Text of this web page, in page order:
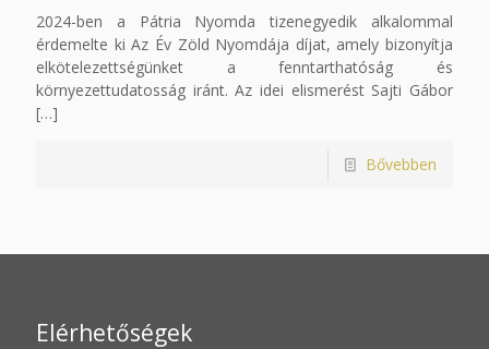
2024-ben a Pátria Nyomda tizenegyedik alkalommal
érdemelte ki Az Év Zöld Nyomdája díjat, amely bizonyítja
elkötelezettségünket a fenntarthatóság és
környezettudatosság iránt. Az idei elismerést Sajti Gábor
[…]
Bővebben
Elérhetőségek